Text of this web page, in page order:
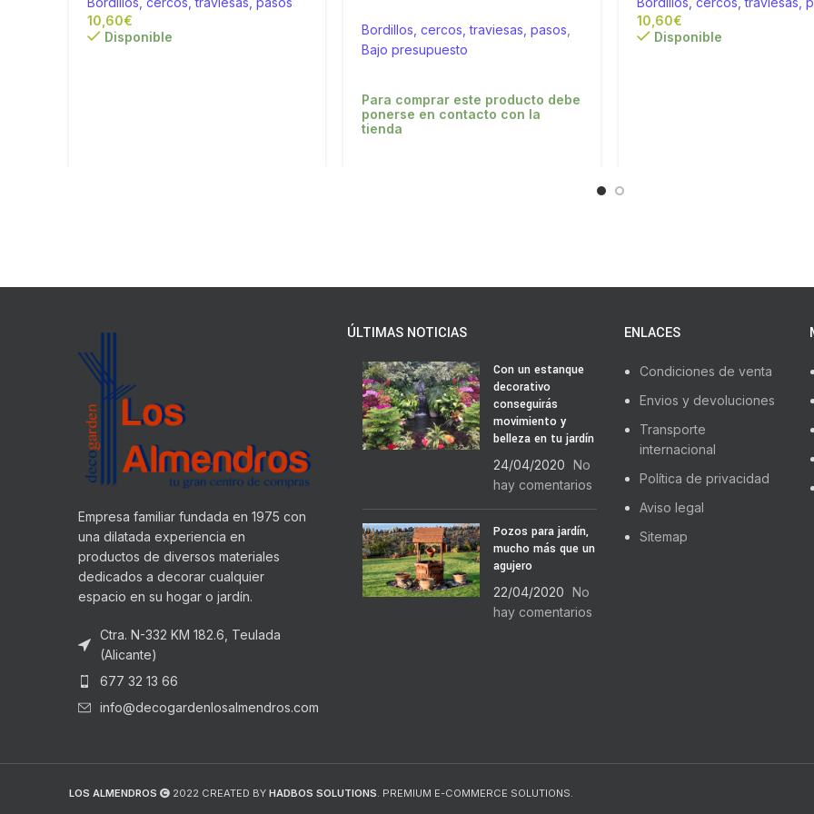
€
Disponible
Bordillos, cercos, traviesas, pasos
Bajo presupuesto
Para comprar este producto debe
ponerse en contacto con la
tienda
€
Disponible
Empresa familiar fundada en 1975 con
una dilatada experiencia en
productos de diversos materiales
dedicados a decorar cualquier
espacio en su hogar o jardín.
Ctra. N-332 KM 182.6, Teulada
(Alicante)
677 32 13 66
info@decogardenlosalmendros.com
ÚLTIMAS NOTICIAS
Con un estanque
decorativo
conseguirás
movimiento y
belleza en tu jardín
24/04/2020 No
hay comentarios
Pozos para jardín,
mucho más que un
agujero
22/04/2020 No
hay comentarios
ENLACES
Condiciones de venta
Envios y devoluciones
Transporte
internacional
Política de privacidad
Aviso legal
Sitemap
LOS ALMENDROS 2022 CREATED BY HADBOS SOLUTIONS. PREMIUM E-COMMERCE SOLUTIONS.